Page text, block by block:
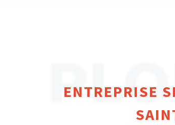
ENTREPRISE